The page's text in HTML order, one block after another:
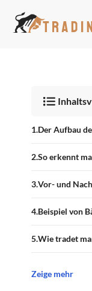
Inhalt
Der Aufbau
So erkennt
Vor- und
Beispiel von
Wie tradet
Zeige mehr